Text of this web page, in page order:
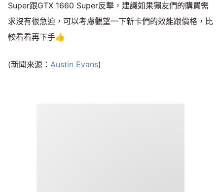
Super跟GTX 1660 Super反擊，建議如果獺友們的購買需
求沒有很急迫，可以考慮觀望一下新卡們的效能跟價格，比
較看看再下手👍
(新聞來源： Austin Evans)